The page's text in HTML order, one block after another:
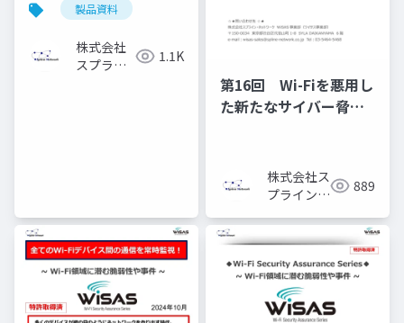
製品資料
株式会社
スプライ
1.1K
第16回 Wi-Fiを悪用し
た新たなサイバー脅
株式会社ス
プライン・
ク
889